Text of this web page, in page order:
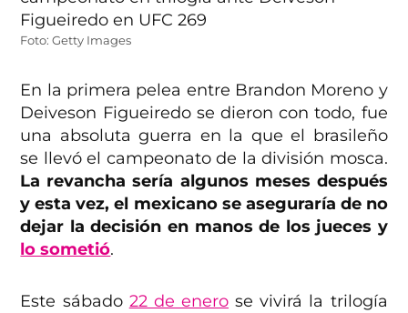
Foto: Getty Images
En la primera pelea entre Brandon Moreno y
Deiveson Figueiredo se dieron con todo, fue
una absoluta guerra en la que el brasileño
se llevó el campeonato de la división mosca.
La revancha sería algunos meses después
y esta vez, el mexicano se aseguraría de no
dejar la decisión en manos de los jueces y
lo sometió.
Este sábado 22 de enero se vivirá la trilogía